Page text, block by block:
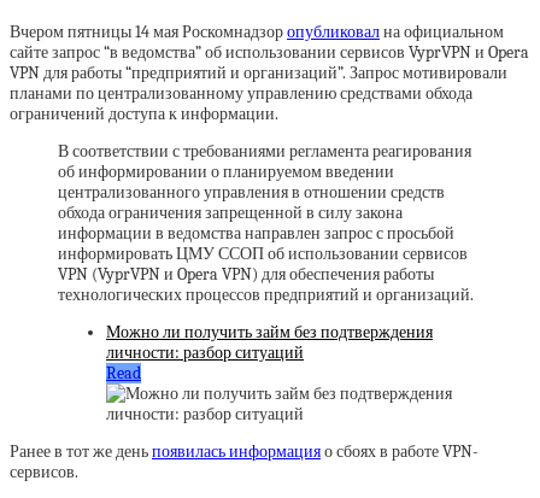
Вчером пятницы 14 мая Роскомнадзоропубликовална официальном
сайте запрос “в ведомства” об использовании сервисов VyprVPN и Opera
VPN для работы “предприятий и организаций”. Запрос мотивировали
планами по централизованному управлению средствами обхода
ограничений доступа к информации.
В соответствии с требованиями регламента реагирования
об информировании о планируемом введении
централизованного управления в отношении средств
обхода ограничения запрещенной в силу закона
информации в ведомства направлен запрос с просьбой
информировать ЦМУ ССОП об использовании сервисов
VPN (VyprVPN и Opera VPN) для обеспечения работы
технологических процессов предприятий и организаций.
Можно ли получить займ без подтверждения
личности: разбор ситуаций
Read
Ранее в тот же деньпоявилась информацияо сбоях в работе VPN-
сервисов.